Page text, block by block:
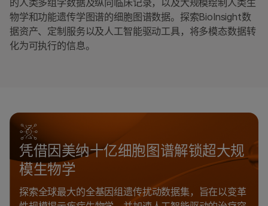
的人类多组学数据及纵向临床记录，以及大规模绘制人类生
物学和功能遗传学图谱的细胞图谱数据。探索BioInsight数
据资产、定制服务以及人工智能驱动工具，将多模态数据转
化为可执行的信息。
凭借因美纳十亿细胞图谱解锁超大规
模生物学
探索全球最大的全基因组遗传扰动数据集，旨在以变革